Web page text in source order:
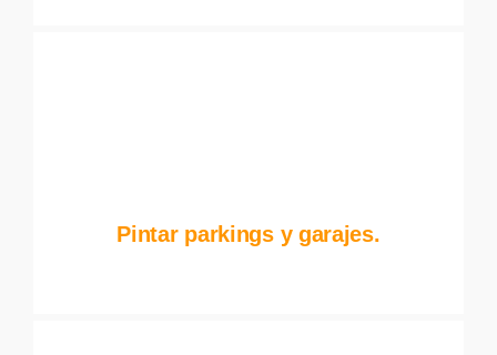
Pintar parkings y garajes.